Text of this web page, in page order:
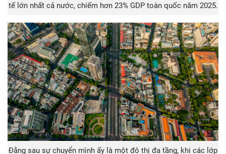
tế lớn nhất cả nước, chiếm hơn 23% GDP toàn quốc năm 2025.
Đằng sau sự chuyển mình ấy là một đô thị đa tầng, khi các lớp